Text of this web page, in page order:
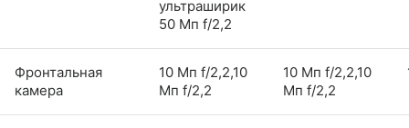
ультраширик
50 Мп f/2,2
Фронтальная
камера
10 Мп f/2,2,10
Мп f/2,2
10 Мп f/2,2,10
Мп f/2,2